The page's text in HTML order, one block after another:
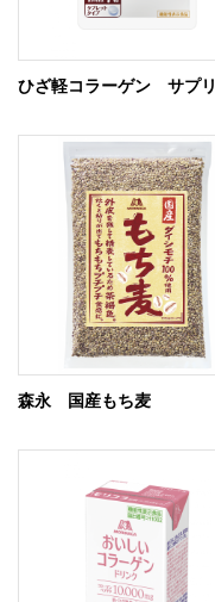
ひざ軽コラーゲン サプリ
森永 国産もち麦